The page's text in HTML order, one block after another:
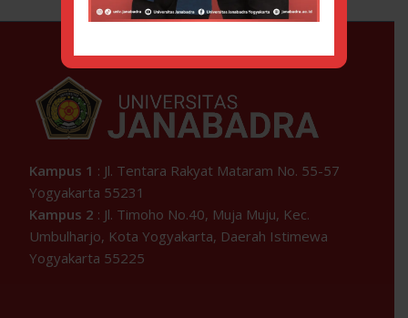
Kampus 1 : Jl. Tentara Rakyat Mataram No. 55-57
Yogyakarta 55231
Kampus 2 : Jl. Timoho No.40, Muja Muju, Kec.
Umbulharjo, Kota Yogyakarta, Daerah Istimewa
Yogyakarta 55225